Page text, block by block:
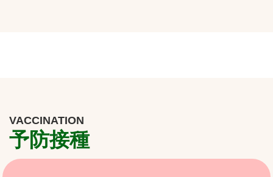
VACCINATION
予防接種